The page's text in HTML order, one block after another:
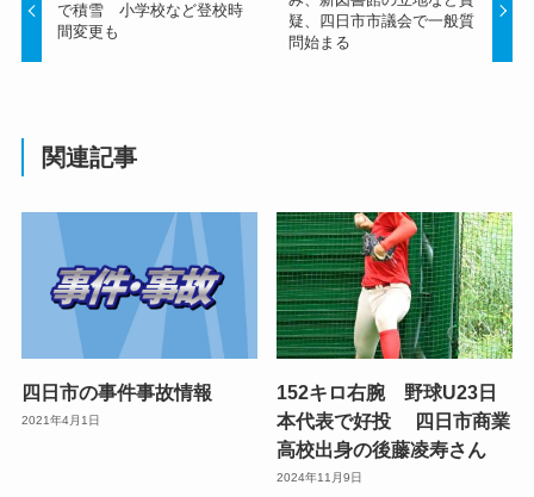
で積雪 小学校など登校時
間変更も
疑、四日市市議会で一般質
問始まる
関連記事
四日市の事件事故情報
2021年4月1日
152キロ右腕 野球U23日
本代表で好投 四日市商業
高校出身の後藤凌寿さん
2024年11月9日